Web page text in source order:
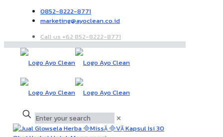
0852-8222-8771
marketing@ayoclean.co.id
Call us +62 852-8222-8771
✕